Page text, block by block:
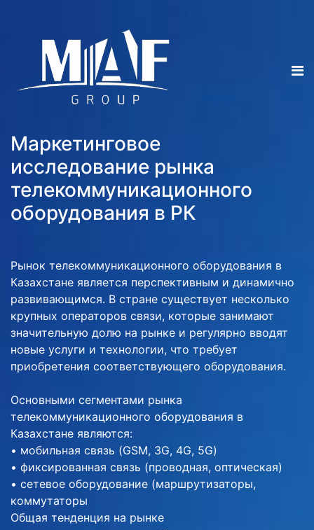
Маркетинговое
исследование рынка
телекоммуникационного
оборудования в РК
Рынок телекоммуникационного оборудования в
Казахстане является перспективным и динамично
развивающимся. В стране существует несколько
крупных операторов связи, которые занимают
значительную долю на рынке и регулярно вводят
новые услуги и технологии, что требует
приобретения соответствующего оборудования.
Основными сегментами рынка
телекоммуникационного оборудования в
Казахстане являются:
• мобильная связь (GSM, 3G, 4G, 5G)
• фиксированная связь (проводная, оптическая)
• сетевое оборудование (маршрутизаторы,
коммутаторы
Общая тенденция на рынке